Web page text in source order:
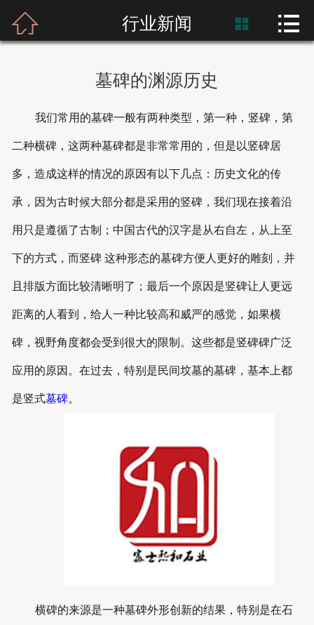
首页
新闻资讯
产品应用
工程案例
 行业新闻  
墓碑的渊源历史
我们常用的墓碑一般有两种类型，第一种，竖碑，第
二种横碑，这两种墓碑都是非常常用的，但是以竖碑居
多，造成这样的情况的原因有以下几点：历史文化的传
承，因为古时候大部分都是采用的竖碑，我们现在接着沿
用只是遵循了古制；中国古代的汉字是从右自左，从上至
下的方式，而竖碑 这种形态的墓碑方便人更好的雕刻，并
且排版方面比较清晰明了；最后一个原因是竖碑让人更远
距离的人看到，给人一种比较高和威严的感觉，如果横
碑，视野角度都会受到很大的限制。这些都是竖碑碑广泛
应用的原因。在过去，特别是民间坟墓的墓碑，基本上都
是竖式墓碑。
横碑的来源是一种墓碑外形创新的结果，特别是在石